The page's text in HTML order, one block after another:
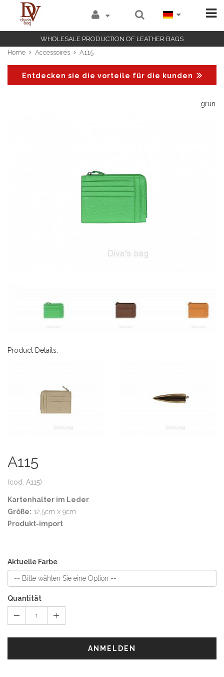
WHOLESALE PRODUCTION OF LEATHER BAGS
Home
Accessoires A115
Entdecken sie die vorteile für die kunden
grün
Product Details:
A115
(cod. A115)
Kartenhalter im Leder
Größe: 12,5cm x 9cm
Produkt-import
Aktuelle Farbe
Quantität
ANMELDEN